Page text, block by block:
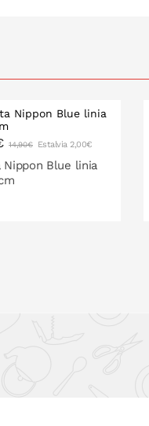
14,90€ Estalvia 2,00€
Nippon Blue linia